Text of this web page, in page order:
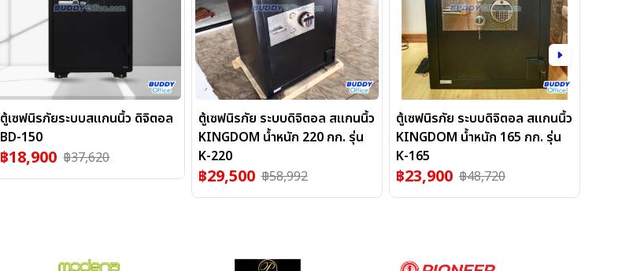
ตู้เซฟนิรภัยระบบสแกนนิ้ว ดิจิตอล
BD-150
฿18,900 ฿37,620
ตู้เซฟนิรภัย ระบบดิจิตอล สแกนนิ้ว
KINGDOM น้ำหนัก 220 กก. รุ่น
K-220
฿29,500 ฿58,992
ตู้เซฟนิรภัย ระบบดิจิตอล สแกนนิ้ว
KINGDOM น้ำหนัก 165 กก. รุ่น
K-165
฿23,900 ฿48,720